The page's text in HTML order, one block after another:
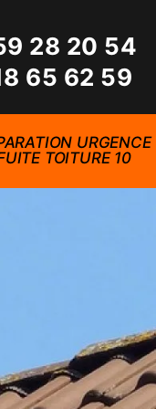
28 20 54
65 62 59
URGENCE
TOITURE 10